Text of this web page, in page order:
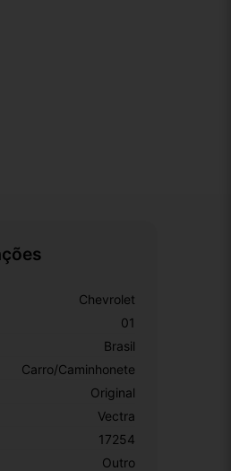
Chevrolet
01
Brasil
Carro/Caminhonete
Original
Vectra
17254
Outro